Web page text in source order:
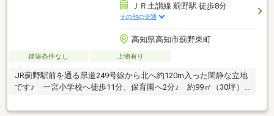
ＪＲ土讃線 薊野駅 徒歩8分
その他の交通
高知県高知市薊野東町
建築条件なし 上物有り
JR薊野駅前を通る県道249号線から北へ約120m入った閑静な立地
です♪ 一宮小学校へ徒歩11分、保育園へ2分♪ 約99㎡（30坪）
は要相談です。 建築条件はありませんので、お好きな工務店さ